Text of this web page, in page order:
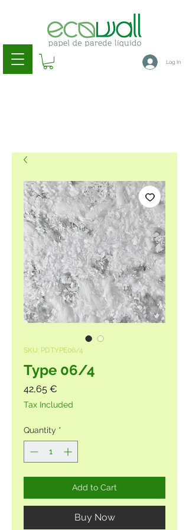
Log In
SKU: PDTYPE06/4
Type 06/4
42,65 €
Tax Included
Quantity *
Add to Cart
Buy Now